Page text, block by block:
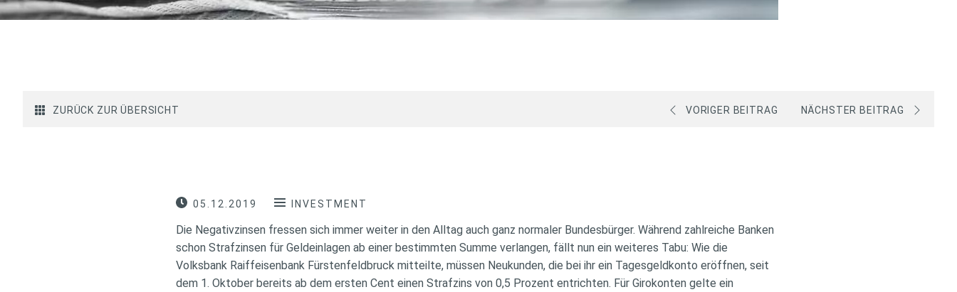
ZURÜCK ZUR ÜBERSICHT VORIGER BEITRAG NÄCHSTER BEITRAG
05.12.2019 INVESTMENT
Die Negativzinsen fressen sich immer weiter in den Alltag auch ganz normaler Bundesbürger. Während zahlreiche Banken
schon Strafzinsen für Geldeinlagen ab einer bestimmten Summe verlangen, fällt nun ein weiteres Tabu: Wie die
Volksbank Raiffeisenbank Fürstenfeldbruck mitteilte, müssen Neukunden, die bei ihr ein Tagesgeldkonto eröffnen, seit
dem 1. Oktober bereits ab dem ersten Cent einen Strafzins von 0,5 Prozent entrichten. Für Girokonten gelte ein